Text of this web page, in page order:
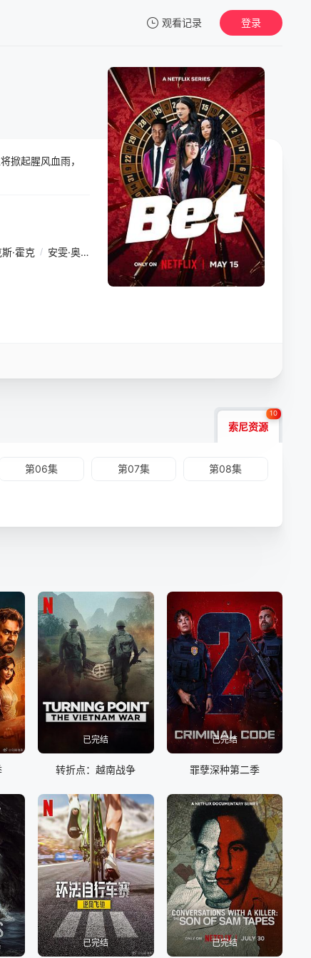
观看记录
暂无观看影片的记录
登录
掀起腥风血雨，
·霍克 / 安雯·奥德里斯科尔 / 阿维娃·蒙吉洛 / 多里安·焦尔达诺
索尼资源
10
第06集 第07集 第08集
已完结
转折点：越南战争
已完结
罪孽深种第二季
已完结 已完结